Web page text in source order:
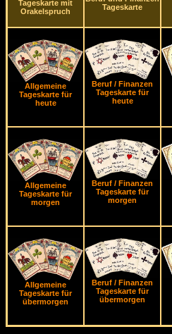
Tageskarte mit
Orakelspruch
Tageskarte
Allgemeine
Tageskarte für
heute
Beruf / Finanzen
Tageskarte für
heute
Allgemeine
Tageskarte für
morgen
Beruf / Finanzen
Tageskarte für
morgen
Allgemeine
Tageskarte für
übermorgen
Beruf / Finanzen
Tageskarte für
übermorgen